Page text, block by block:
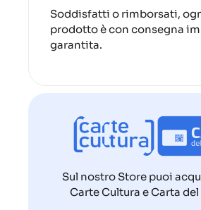
Soddisfatti o rimborsati,
prodotto è con consegna
garantita.
Sul nostro Store puoi
Carte Cultura e Carta